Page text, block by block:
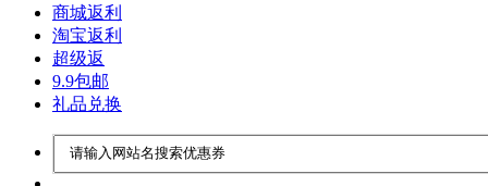
商城返利
淘宝返利
超级返
9.9包邮
礼品兑换